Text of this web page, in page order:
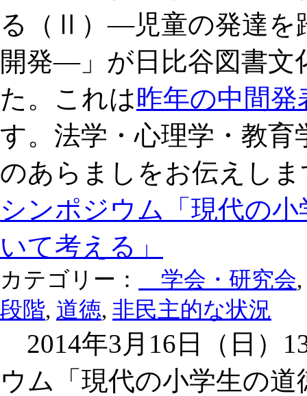
る（Ⅱ）―児童の発達を
開発―」が日比谷図書文
た。これは昨年の中間発
す。法学・心理学・教
のあらましをお伝えし
シンポジウム「現代の
いて考える」
カテゴリー： 学会・研究会,
段階, 道徳, 非民主的な状況
2014年3月16日（日）
ウム「現代の小学生の